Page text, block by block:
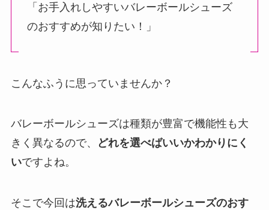
「お手入れしやすいバレーボールシューズ
のおすすめが知りたい！」
こんなふうに思っていませんか？
バレーボールシューズは種類が豊富で機能性も大
きく異なるので、
どれを選べばいいかわかりにく
いですよね。
そこで今回は洗えるバレーボールシューズのおす